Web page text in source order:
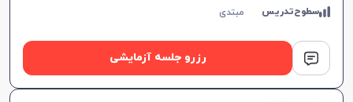
سطوح‌تدریس مبتدی
رزرو جلسه آزمایشی